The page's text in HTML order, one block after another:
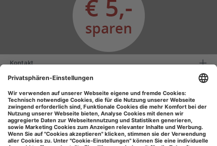
Kontakt
Serviceinformationen
Informationen
Unsere Vorteile
Versandarten